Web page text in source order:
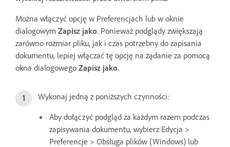
Można włączyć opcję w Preferencjach lub w oknie
dialogowym Zapisz jako. Ponieważ podglądy zwiększają
zarówno rozmiar pliku, jak i czas potrzebny do zapisania
dokumentu, lepiej włączać tę opcję na żądanie za pomocą
okna dialogowego Zapisz jako.
Wykonaj jedną z poniższych czynności:
Aby dołączyć podgląd za każdym razem podczas
zapisywania dokumentu, wybierz Edycja >
Preferencje > Obsługa plików (Windows) lub